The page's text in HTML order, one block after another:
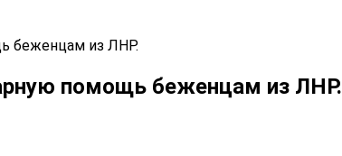
беженцам из ЛНР.
помощь беженцам из ЛНР.